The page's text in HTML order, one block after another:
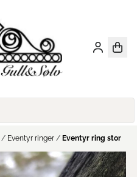
/ Eventyr ringer / Eventyr ring stor